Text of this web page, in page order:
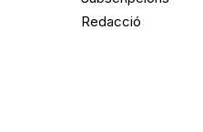
Redacció